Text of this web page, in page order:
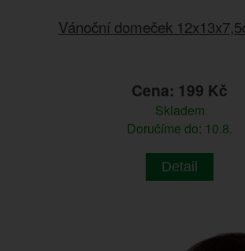
Vánoční domeček
Cena: 199 Kč
Skladem
Doručíme do: 10.8.
Detail